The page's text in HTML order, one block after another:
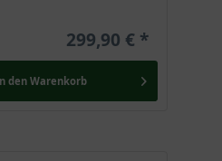
und duftet.
299,90 €
den Warenkorb